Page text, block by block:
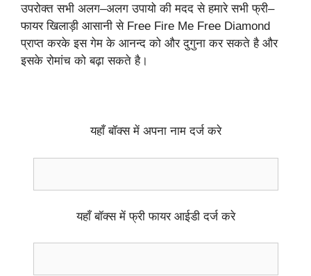
उपरोक्त सभी अलग–अलग उपायो की मदद से हमारे सभी फ्री–
फायर खिलाड़ी आसानी से Free Fire Me Free Diamond
प्राप्त करके इस गेम के आनन्द को और दुगुना कर सकते है और
इसके रोमांच को बढ़ा सकते है।
यहाँ बॉक्स में अपना नाम दर्ज करे
यहाँ बॉक्स में फ्री फायर आईडी दर्ज करे